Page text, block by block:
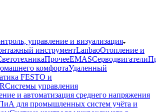
управление и визуализация
инструментLanbaoОтопление и
ПрочееEMASCерводвигатели
комфортаУдаленный
FESTO и
Системы управления
и автоматизация среднего напряжения
для промышленных систем учёта и